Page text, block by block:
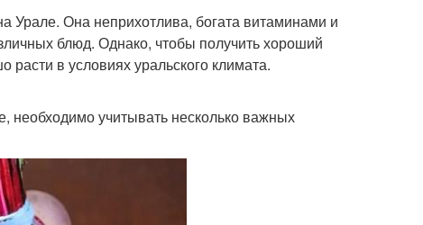
Она неприхотлива, богата витаминами и
блюд. Однако, чтобы получить хороший
в условиях уральского климата.
необходимо учитывать несколько важных